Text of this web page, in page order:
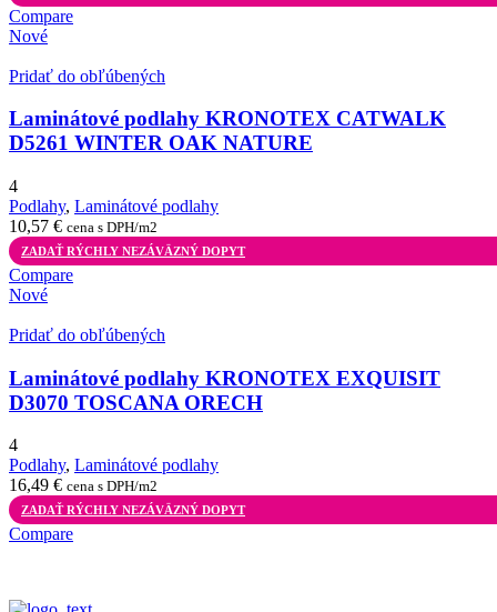
Compare
Nové
Pridať do obľúbených
Laminátové podlahy KRONOTEX CATWALK
D5261 WINTER OAK NATURE
4
Podlahy, Laminátové podlahy
10,57 € cena s DPH/m2
ZADAŤ RÝCHLY NEZÁVÄZNÝ DOPYT
Compare
Nové
Pridať do obľúbených
Laminátové podlahy KRONOTEX EXQUISIT
D3070 TOSCANA ORECH
4
Podlahy, Laminátové podlahy
16,49 € cena s DPH/m2
ZADAŤ RÝCHLY NEZÁVÄZNÝ DOPYT
Compare